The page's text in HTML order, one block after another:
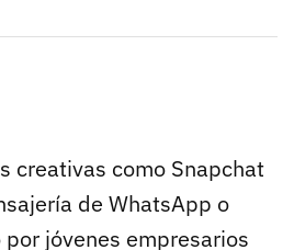
creativas como Snapchat
de WhatsApp o
jóvenes empresarios